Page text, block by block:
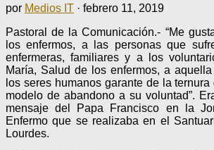
por Medios IT · febrero 11, 2019
Pastoral de la Comunicación.- “Me
los enfermos, a las personas que
enfermeras, familiares y a los
María, Salud de los enfermos, a
los seres humanos garante de la
modelo de abandono a su voluntad”.
mensaje del Papa Francisco en la
Enfermo que se realizaba en el
Lourdes.